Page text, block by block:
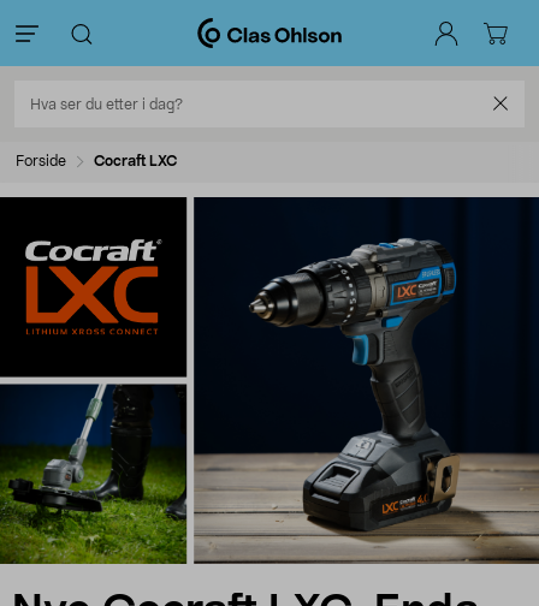
Forside Cocraft LXC